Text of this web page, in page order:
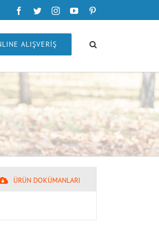
Facebook
TwitterInstagramYouTube
ALIŞVERİŞ
ÜRÜN DOKÜMANLARI